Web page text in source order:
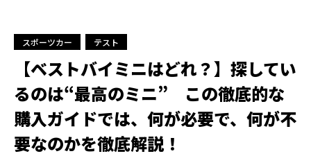
スポーツカー テスト
【ベストバイミニはどれ？】探してい
るのは“最高のミニ” この徹底的な
購入ガイドでは、何が必要で、何が不
要なのかを徹底解説！